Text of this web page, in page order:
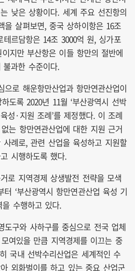
낮은 상황이다. 세계 주요 선진항의
을 살펴보면, 중국 상하이항은 16조
르담항은 14조 3000억 원, 싱가포
지만 부산항은 이들 항만의 절반에
과한 수준이다.
으로 해운항만산업과 항만연관산업이
도록 2020년 11월 ‘부산광역시 선박
성·지원 조례’를 제정했다. 이 조례
없는 항만연관산업에 대한 지원 근거
례로, 관련 산업을 육성하고 지원할
시행하도록 했다.
로 지역경제 상생발전 전략을 모색
‘부산광역시 항만연관산업 육성 기
을 수행하고 있다.
도구와 사하구를 중심으로 전국 업체
여있을 만큼 지역경제를 이끄는 중
국내 선박수리산업은 세계적인 수
외화벌이를 하고 있는 중요 산업군